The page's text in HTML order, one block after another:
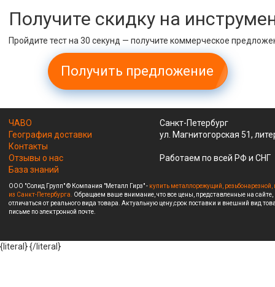
Получите скидку на
Пройдите тест на 30 секунд — получите коммерческое
Получить предложение
ЧАВО
География доставки
Контакты
Отзывы о нас
База знаний
Санкт-Петербург
ул. Магнитогорская 51,
Работаем по всей РФ и СНГ
ООО "Солид Групп" © Компания "Металл Гирз" - купить металлорежущий,
из Санкт-Петербурга. Обращаем ваше внимание, что все цены, представленные на
отличаться от реального вида товара. Актуальную цену,срок поставки и внешний вид
письме по электронной почте.
{literal}{/literal}